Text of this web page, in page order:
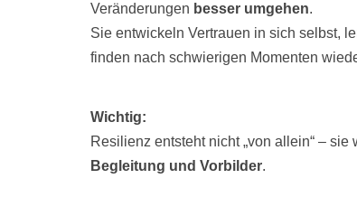
Veränderungen besser umgehen.
Sie entwickeln Vertrauen in sich selbst,
finden nach schwierigen Momenten
Wichtig:
Resilienz entsteht nicht „von allein“ – sie
Begleitung und Vorbilder.